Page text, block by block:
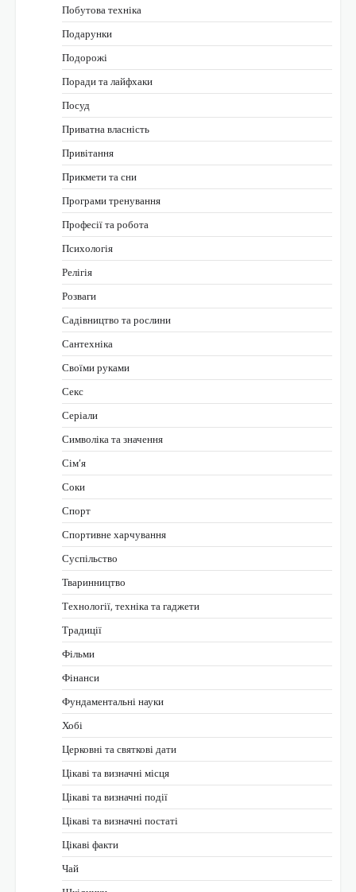
Побутова техніка
Подарунки
Подорожі
Поради та лайфхаки
Посуд
Приватна власність
Привітання
Прикмети та сни
Програми тренування
Професії та робота
Психологія
Релігія
Розваги
Садівництво та рослини
Сантехніка
Своїми руками
Секс
Серіали
Символіка та значення
Сім’я
Соки
Спорт
Спортивне харчування
Суспільство
Тваринництво
Технології, техніка та гаджети
Традиції
Фільми
Фінанси
Фундаментальні науки
Хобі
Церковні та святкові дати
Цікаві та визначні місця
Цікаві та визначні події
Цікаві та визначні постаті
Цікаві факти
Чай